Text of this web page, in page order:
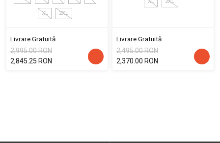
XL 2XL
Livrare Gratuită
2,995.00 RON
2,845.25 RON
XL 2XL
Livrare Gratuită
2,495.00 RON
2,370.00 RON